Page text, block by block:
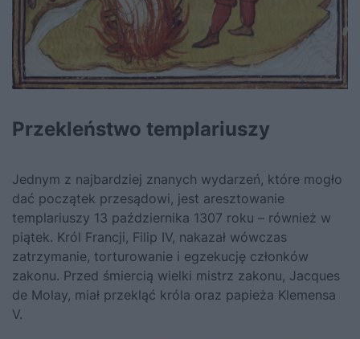
Przekleństwo templariuszy
Jednym z najbardziej znanych wydarzeń, które mogło
dać początek przesądowi, jest aresztowanie
templariuszy 13 października 1307 roku – również w
piątek. Król Francji, Filip IV, nakazał wówczas
zatrzymanie, torturowanie i egzekucję członków
zakonu. Przed śmiercią wielki mistrz zakonu, Jacques
de Molay, miał przekląć króla oraz papieża Klemensa
V.